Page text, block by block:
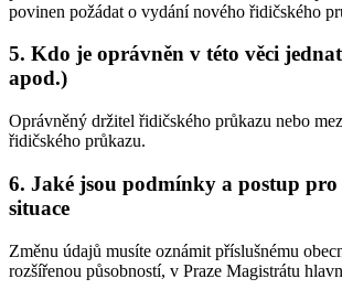
povinen požádat o vydání nového řidičského
5. Kdo je oprávněn v této věci
apod.)
Oprávněný držitel řidičského průkazu nebo
řidičského průkazu.
6. Jaké jsou podmínky a postup pro
situace
Změnu údajů musíte oznámit příslušnému
rozšířenou působností, v Praze Magistrátu